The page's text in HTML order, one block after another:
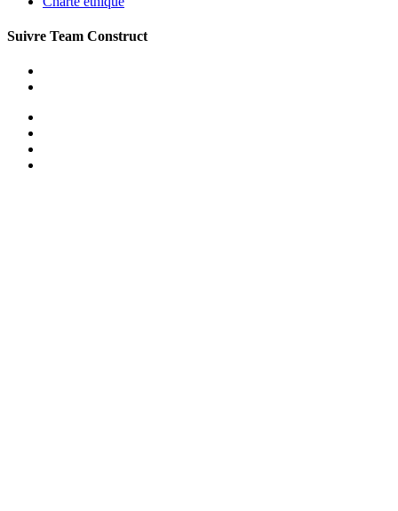
Suivre Team Construct